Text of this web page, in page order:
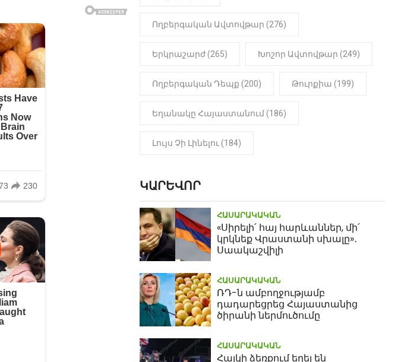
Ողբերգական Ավտովթար (276)
Երկրաշարժ (265) Խոշոր Ավտովթար (249)
Ողբերգական Դեպք (200) Թուրքիա (199)
Եղանակը Հայաստանում (186)
Լույս Չի Լինելու (184)
ԿԱՐԵՎՈՐ
ՀԱՍԱՐԱԿԱԿԱՆ
«Սիրելի՛ հայ հարևաններ, մի՛
կրկնեք Վրաստանի սխալը»․
Սաակաշվիլի
ՀԱՍԱՐԱԿԱԿԱՆ
ՌԴ-ն ամբողջությամբ
դադարեցրեց Հայաստանից
ծիրանի ներմուծումը
ՀԱՍԱՐԱԿԱԿԱՆ
Հայկի ձեռքում եղել են